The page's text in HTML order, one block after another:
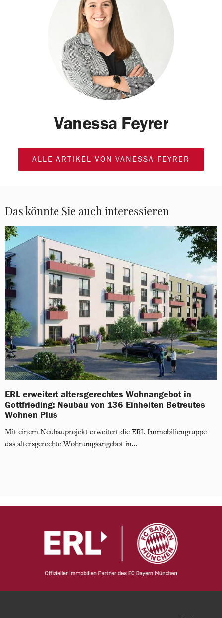
Vanessa Feyrer
ALLE ARTIKEL VON VANESSA FEYRER
Das könnte Sie auch interessieren
ERL erweitert altersgerechtes Wohnangebot in
Gottfrieding: Neubau von 136 Einheiten Betreutes
Wohnen Plus
Mit einem Neubauprojekt erweitert die ERL Immobiliengruppe
das altersgerechte Wohnungsangebot in...